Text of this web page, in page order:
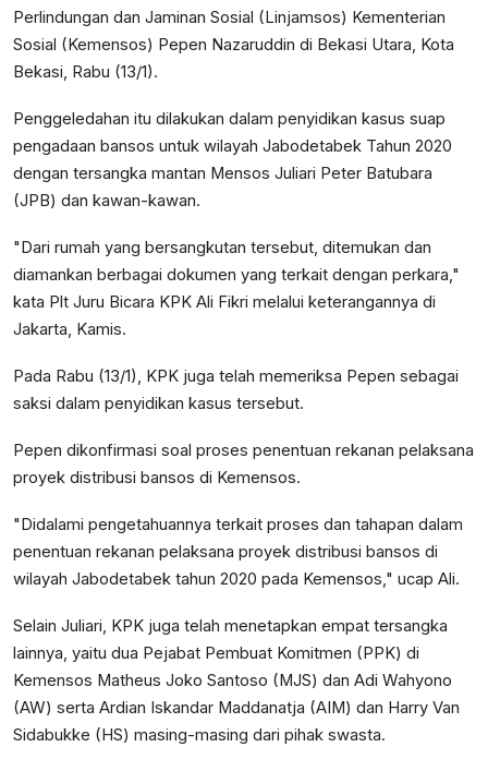
Perlindungan dan Jaminan Sosial (Linjamsos) Kementerian
Sosial (Kemensos) Pepen Nazaruddin di Bekasi Utara, Kota
Bekasi, Rabu (13/1).
Penggeledahan itu dilakukan dalam penyidikan kasus suap
pengadaan bansos untuk wilayah Jabodetabek Tahun 2020
dengan tersangka mantan Mensos Juliari Peter Batubara
(JPB) dan kawan-kawan.
"Dari rumah yang bersangkutan tersebut, ditemukan dan
diamankan berbagai dokumen yang terkait dengan perkara,"
kata Plt Juru Bicara KPK Ali Fikri melalui keterangannya di
Jakarta, Kamis.
Pada Rabu (13/1), KPK juga telah memeriksa Pepen sebagai
saksi dalam penyidikan kasus tersebut.
Pepen dikonfirmasi soal proses penentuan rekanan pelaksana
proyek distribusi bansos di Kemensos.
"Didalami pengetahuannya terkait proses dan tahapan dalam
penentuan rekanan pelaksana proyek distribusi bansos di
wilayah Jabodetabek tahun 2020 pada Kemensos," ucap Ali.
Selain Juliari, KPK juga telah menetapkan empat tersangka
lainnya, yaitu dua Pejabat Pembuat Komitmen (PPK) di
Kemensos Matheus Joko Santoso (MJS) dan Adi Wahyono
(AW) serta Ardian Iskandar Maddanatja (AIM) dan Harry Van
Sidabukke (HS) masing-masing dari pihak swasta.